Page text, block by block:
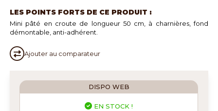
LES POINTS FORTS DE CE PRODUIT :
Mini pâté en croute de longueur 50 cm, à charnières, fond
démontable, anti-adhérent.
Ajouter au comparateur
DISPO WEB
EN STOCK !